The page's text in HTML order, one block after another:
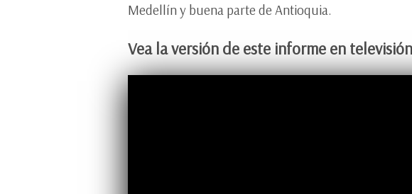
Medellín y buena parte de Antioquia.
Vea la versión de este informe en